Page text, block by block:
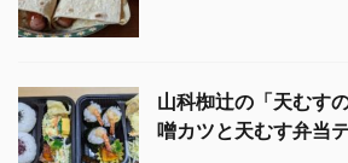
山科椥辻の「天むす
噌カツと天むす弁当